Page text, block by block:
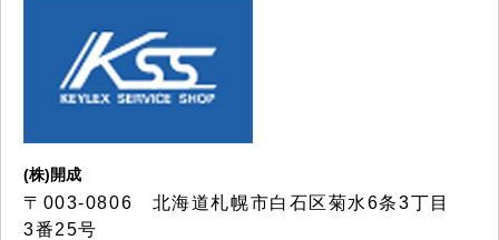
(株)開成
〒003-0806 北海道札幌市白石区菊水6条3丁目
3番25号